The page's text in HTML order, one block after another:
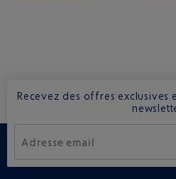
Recevez des offres exclusives
Adresse email